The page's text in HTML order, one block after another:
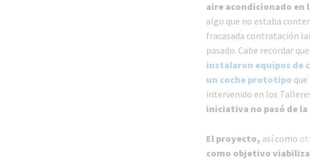
aire acondicionado en
algo que no estaba
fracasada contratación
pasado. Cabe recordar que
instalaron equipos de
un coche prototipo
intervenido en los
iniciativa no pasó de la
El proyecto, así como
como objetivo